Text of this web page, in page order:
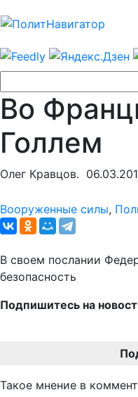
Во
Голлем
Олег Кравцов.
Вооруженные силы,
В своем послании
безопасность
Подпишитесь на
Такое мнение в